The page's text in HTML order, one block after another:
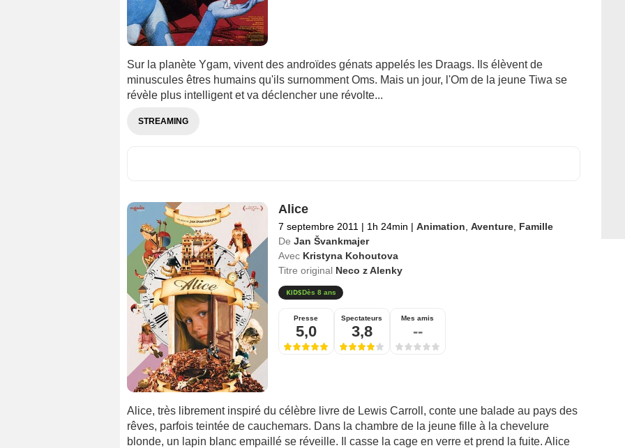
Sur la planète Ygam, vivent des androïdes génats appelés les Draags. Ils élèvent de
minuscules êtres humains qu'ils surnomment Oms. Mais un jour, l'Om de la jeune Tiwa se
révèle plus intelligent et va déclencher une révolte...
STREAMING
Alice
7 septembre 2011 | 1h 24min | Animation Aventure, Famille
De Jan Švankmajer
Avec Kristyna Kohoutova
Titre original Neco z Alenky
Dès 8 ans
Presse
5,0
Spectateurs
3,8
Mes amis
--
Alice, très librement inspiré du célèbre livre de Lewis Carroll, conte une balade au pays des
rêves, parfois teintée de cauchemars. Dans la chambre de la jeune fille à la chevelure
blonde, un lapin blanc empaillé se réveille. Il casse la cage en verre et prend la fuite. Alice